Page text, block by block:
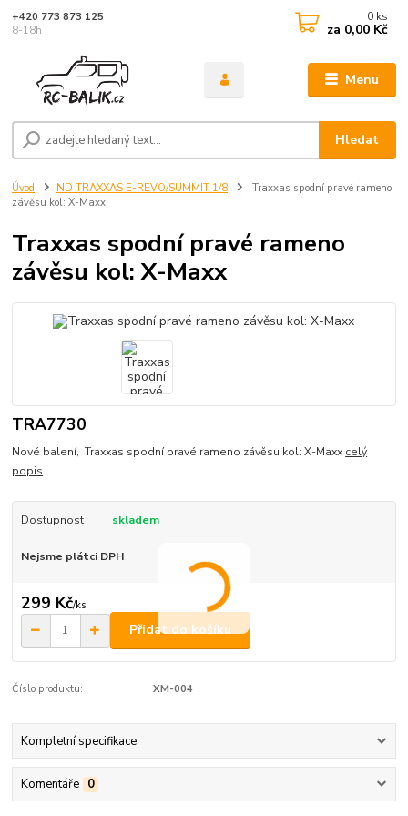
Menu
Hledat
+420 773 873 125
8-18h
0 ks
za 0,00 Kč
Úvod ND TRAXXAS E-REVO/SUMMIT 1/8
Traxxas spodní pravé rameno
závěsu kol: X-Maxx
Traxxas spodní pravé rameno
závěsu kol: X-Maxx
TRA7730
Nové balení, Traxxas spodní pravé rameno závěsu kol: X-Maxx celý
popis
Dostupnost skladem
Nejsme plátci DPH
299 Kč/ks
Přidat do košíku
Číslo produktu: XM-004
Kompletní specifikace
Komentáře 0